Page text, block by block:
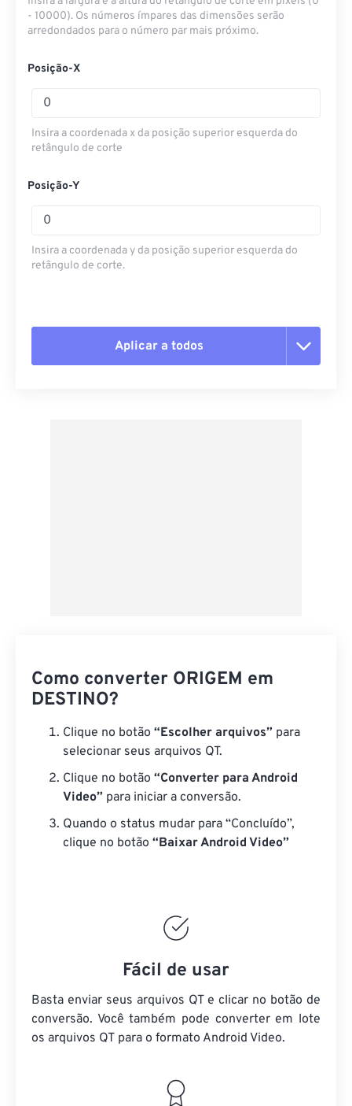
- 10000). Os números ímpares das dimensões serão
arredondados para o número par mais próximo.
Posição-X
Insira a coordenada x da posição superior esquerda do
retângulo de corte
Posição-Y
Insira a coordenada y da posição superior esquerda do
retângulo de corte.
Aplicar a todos
Como converter ORIGEM em
DESTINO?
Clique no botão “Escolher arquivos” para
selecionar seus arquivos QT.
Clique no botão “Converter para Android
Video” para iniciar a conversão.
Quando o status mudar para “Concluído”,
clique no botão “Baixar Android Video”
Fácil de usar
Basta enviar seus arquivos QT e clicar no botão de
conversão. Você também pode converter em lote
os arquivos QT para o formato Android Video.